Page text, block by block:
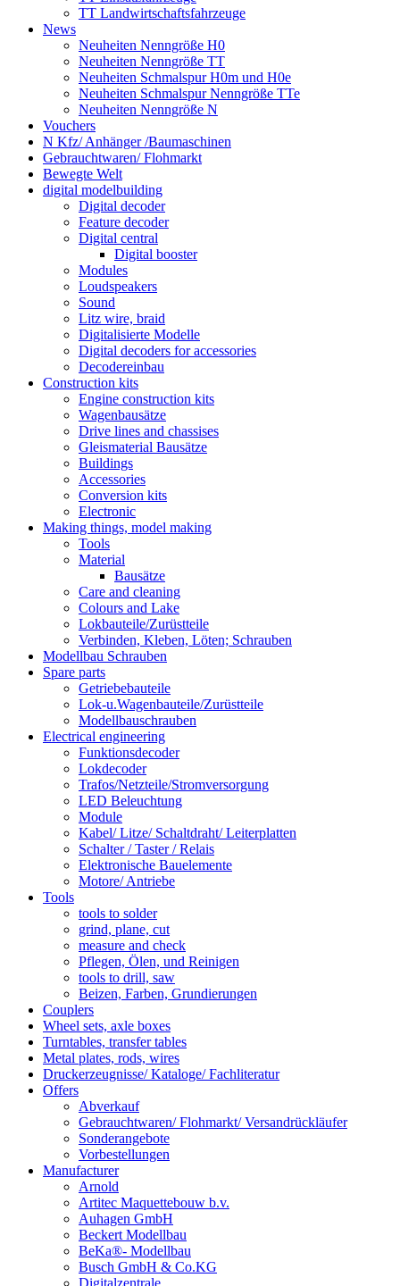
TT Landwirtschaftsfahrzeuge
News
Neuheiten Nenngröße H0
Neuheiten Nenngröße TT
Neuheiten Schmalspur H0m und H0e
Neuheiten Schmalspur Nenngröße TTe
Neuheiten Nenngröße N
Vouchers
N Kfz/ Anhänger /Baumaschinen
Gebrauchtwaren/ Flohmarkt
Bewegte Welt
digital modelbuilding
Digital decoder
Feature decoder
Digital central
Digital booster
Modules
Loudspeakers
Sound
Litz wire, braid
Digitalisierte Modelle
Digital decoders for accessories
Decodereinbau
Construction kits
Engine construction kits
Wagenbausätze
Drive lines and chassises
Gleismaterial Bausätze
Buildings
Accessories
Conversion kits
Electronic
Making things, model making
Tools
Material
Bausätze
Care and cleaning
Colours and Lake
Lokbauteile/Zurüstteile
Verbinden, Kleben, Löten; Schrauben
Modellbau Schrauben
Spare parts
Getriebebauteile
Lok-u.Wagenbauteile/Zurüstteile
Modellbauschrauben
Electrical engineering
Funktionsdecoder
Lokdecoder
Trafos/Netzteile/Stromversorgung
LED Beleuchtung
Module
Kabel/ Litze/ Schaltdraht/ Leiterplatten
Schalter / Taster / Relais
Elektronische Bauelemente
Motore/ Antriebe
Tools
tools to solder
grind, plane, cut
measure and check
Pflegen, Ölen, und Reinigen
tools to drill, saw
Beizen, Farben, Grundierungen
Couplers
Wheel sets, axle boxes
Turntables, transfer tables
Metal plates, rods, wires
Druckerzeugnisse/ Kataloge/ Fachliteratur
Offers
Abverkauf
Gebrauchtwaren/ Flohmarkt/ Versandrückläufer
Sonderangebote
Vorbestellungen
Manufacturer
Arnold
Artitec Maquettebouw b.v.
Auhagen GmbH
Beckert Modellbau
BeKa®- Modellbau
Busch GmbH & Co.KG
Digitalzentrale